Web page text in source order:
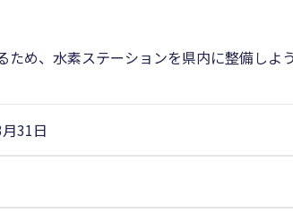
め、水素ステーションを県内に整備しよ
31日